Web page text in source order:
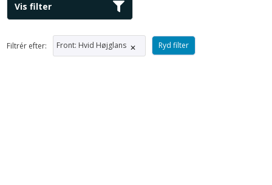
Vis filter
Filtrér efter: Front: Hvid Højglans ✕ Ryd filter